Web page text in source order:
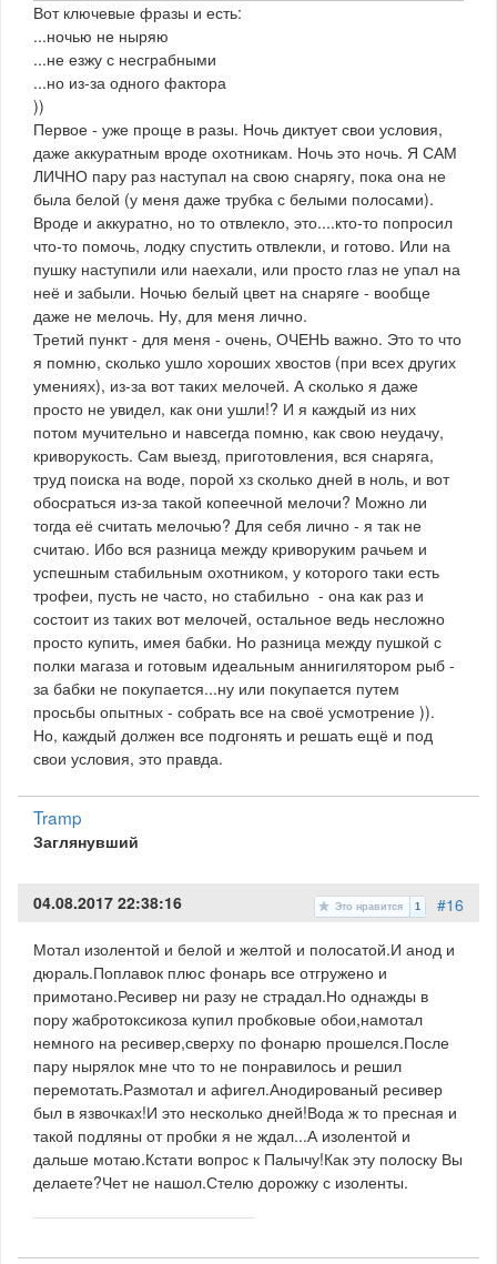
Вот ключевые фразы и есть:
...ночью не ныряю
...не езжу с несграбными
...но из-за одного фактора
))
Первое - уже проще в разы. Ночь диктует свои условия,
даже аккуратным вроде охотникам. Ночь это ночь. Я САМ
ЛИЧНО пару раз наступал на свою снарягу, пока она не
была белой (у меня даже трубка с белыми полосами).
Вроде и аккуратно, но то отвлекло, это....кто-то попросил
что-то помочь, лодку спустить отвлекли, и готово. Или на
пушку наступили или наехали, или просто глаз не упал на
неё и забыли. Ночью белый цвет на снаряге - вообще
даже не мелочь. Ну, для меня лично.
Третий пункт - для меня - очень, ОЧЕНЬ важно. Это то что
я помню, сколько ушло хороших хвостов (при всех других
умениях), из-за вот таких мелочей. А сколько я даже
просто не увидел, как они ушли!? И я каждый из них
потом мучительно и навсегда помню, как свою неудачу,
криворукость. Сам выезд, приготовления, вся снаряга,
труд поиска на воде, порой хз сколько дней в ноль, и вот
обосраться из-за такой копеечной мелочи? Можно ли
тогда её считать мелочью? Для себя лично - я так не
считаю. Ибо вся разница между криворуким рачьем и
успешным стабильным охотником, у которого таки есть
трофеи, пусть не часто, но стабильно - она как раз и
состоит из таких вот мелочей, остальное ведь несложно
просто купить, имея бабки. Но разница между пушкой с
полки магаза и готовым идеальным аннигилятором рыб -
за бабки не покупается...ну или покупается путем
просьбы опытных - собрать все на своё усмотрение )).
Но, каждый должен все подгонять и решать ещё и под
свои условия, это правда.
Tramp
Заглянувший
#16
Это нравится 1
04.08.2017 22:38:16
Мотал изолентой и белой и желтой и полосатой.И анод и
дюраль.Поплавок плюс фонарь все отгружено и
примотано.Ресивер ни разу не страдал.Но однажды в
пору жабротоксикоза купил пробковые обои,намотал
немного на ресивер,сверху по фонарю прошелся.После
пару нырялок мне что то не понравилось и решил
перемотать.Размотал и афигел.Анодированый ресивер
был в язвочках!И это несколько дней!Вода ж то пресная и
такой подляны от пробки я не ждал...А изолентой и
дальше мотаю.Кстати вопрос к Палычу!Как эту полоску Вы
делаете?Чет не нашол.Стелю дорожку с изоленты.